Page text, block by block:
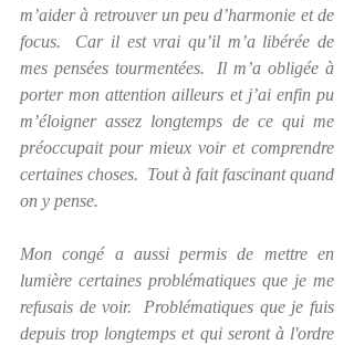
m’aider à retrouver un peu d’harmonie et de
focus.  Car il est vrai qu’il m’a libérée de
mes pensées tourmentées.  Il m’a obligée à
porter mon attention ailleurs et j’ai enfin pu
m’éloigner assez longtemps de ce qui me
préoccupait pour mieux voir et comprendre
certaines choses.  Tout à fait fascinant quand
on y pense.
Mon congé a aussi permis de mettre en
lumière certaines problématiques que je me
refusais de voir.  Problématiques que je fuis
depuis trop longtemps et qui seront à l'ordre